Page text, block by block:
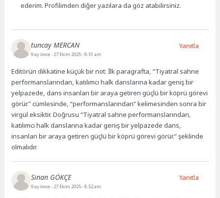
ederim. Profilimden diğer yazılara da göz atabilirsiniz.
tuncay MERCAN
9 ay önce- 27 Ekim 2025 - 8:51 am
Editörün dikkatine küçük bir not: İlk paragrafta, “Tiyatral sahne
performanslarından, katılımcı halk danslarına kadar geniş bir
yelpazede, dans insanları bir araya getiren güçlü bir köprü görevi
görür.” cümlesinde, “performanslarından” kelimesinden sonra bir
virgül eksiktir. Doğrusu “Tiyatral sahne performanslarından,
katılımcı halk danslarına kadar geniş bir yelpazede dans,
insanları bir araya getiren güçlü bir köprü görevi görür.” şeklinde
olmalıdır.
Yanıtla
Sinan GÖKÇE
9 ay önce- 27 Ekim 2025 - 8:52 am
Yanıtla